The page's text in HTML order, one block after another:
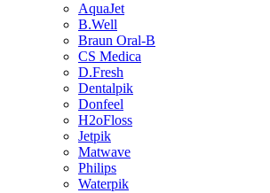
AquaJet
B.Well
Braun Oral-B
CS Medica
D.Fresh
Dentalpik
Donfeel
H2oFloss
Jetpik
Matwave
Philips
Waterpik